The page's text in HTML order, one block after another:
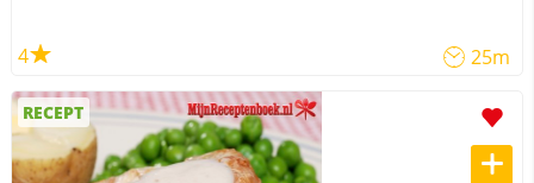
4 25m
RECEPT